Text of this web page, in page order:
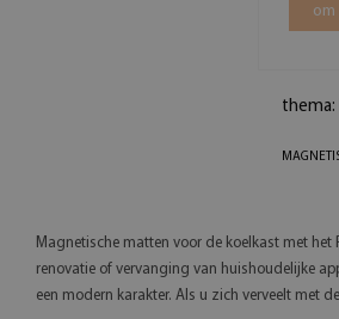
thema:
Magnetische matten voor de koelkast met
renovatie of vervanging van huishoudelijke
een modern karakter. Als u zich verveelt met